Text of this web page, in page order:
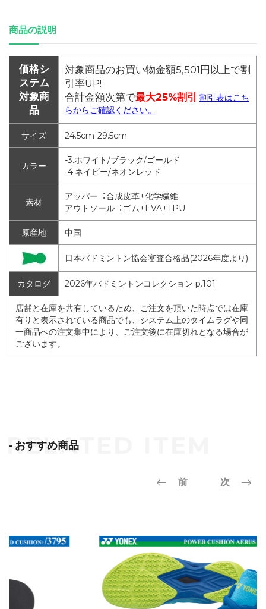
商品の説明
価格シ
ステム
対象商
品
対象商品のお買い物金額5,501円以上で割
引率UP!
合計金額次第で最大25%割引
割引表はこち
らからご確認ください。
サイズ 24.5cm-29.5cm
カラー
-3.ホワイト/ブラック/ゴールド
-4.ネイビー/ネオンレッド
素材
アッパー︓合成皮革+化学繊維
アウトソール︓ゴム+EVA+TPU
原産地 中国
日本バドミントン協会審査合格品(2026年度より)
カタログ 2026年バドミントンコレクション p.101
店舗と在庫を共有しているため、ご注文を頂いた時点では在庫
有りと表示されている商品でも、システム上のタイムラグや同
一商品への注文集中により、ご注文後に在庫切れとなる場合が
ございます。
- おすすめ商品
前 次